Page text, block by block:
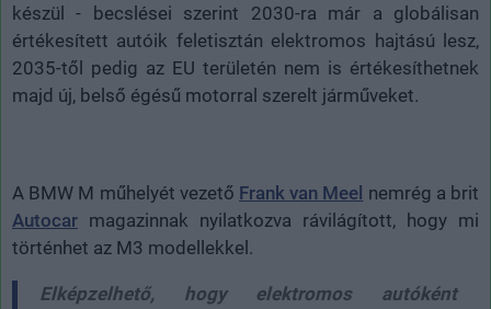
készül - becslései szerint 2030-ra már a globálisan
értékesített autóik feletisztán elektromos hajtású lesz,
2035-től pedig az EU területén nem is értékesíthetnek
majd új, belső égésű motorral szerelt járműveket.
A BMW M műhelyét vezető Frank van Meel nemrég a brit
Autocar magazinnak nyilatkozva rávilágított, hogy mi
történhet az M3 modellekkel.
Elképzelhető, hogy elektromos autóként